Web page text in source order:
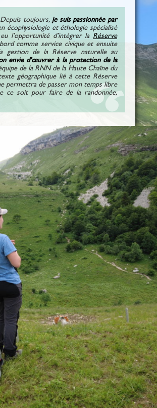
Depuis toujours,je suis passionnée par
écophysiologie et éthologie spécialisé
l’opportunité d’intégrer la Réserve
comme service civique et ensuite
gestion de la Réserve naturelle au
envie d’œuvrer à la protection de la
de la RNN de la Haute Chaîne du
géographique lié à cette Réserve
permettra de passer mon temps libre
ce soit pour faire de la randonnée,